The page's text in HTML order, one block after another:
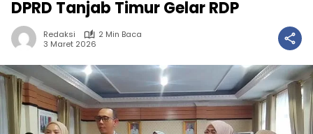
DPRD Tanjab Timur Gelar RDP
Redaksi
2 Min Baca
3 Maret 2026